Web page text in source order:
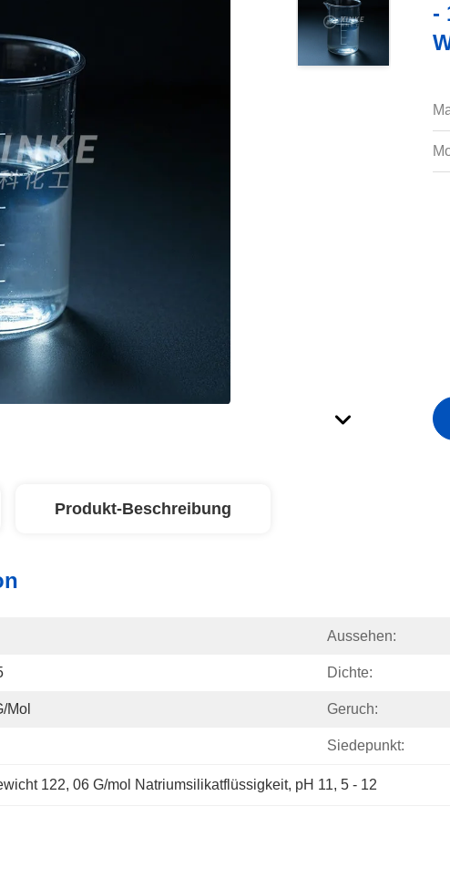
-
Produkt-Beschreibung
Aussehen:
Dichte:
mol Geruch:
Siedepunkt:
122, 06 G/mol Natriumsilikatflüssigkeit, pH 11, 5 - 12